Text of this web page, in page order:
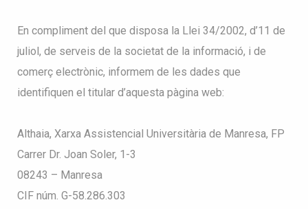
En compliment del que disposa la Llei 34/2002, d’11 de
juliol, de serveis de la societat de la informació, i de
comerç electrònic, informem de les dades que
identifiquen el titular d’aquesta pàgina web:
Althaia, Xarxa Assistencial Universitària de Manresa, FP
Carrer Dr. Joan Soler, 1-3
08243 – Manresa
CIF núm. G-58.286.303